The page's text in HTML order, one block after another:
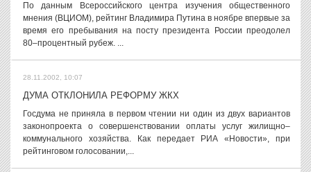
По данным Всероссийского центра изучения общественного
мнения (ВЦИОМ), рейтинг Владимира Путина в ноябре впервые за
время его пребывания на посту президента России преодолел
80–процентный рубеж. ...
28.11.2002, 10:07
ДУМА ОТКЛОНИЛА РЕФОРМУ ЖКХ
Госдума не приняла в первом чтении ни один из двух вариантов
законопроекта о совершенствовании оплаты услуг жилищно–
коммунального хозяйства. Как передает РИА «Новости», при
рейтинговом голосовании,...